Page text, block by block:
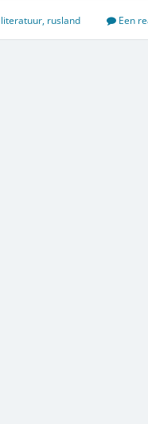
literatuur, rusland Een